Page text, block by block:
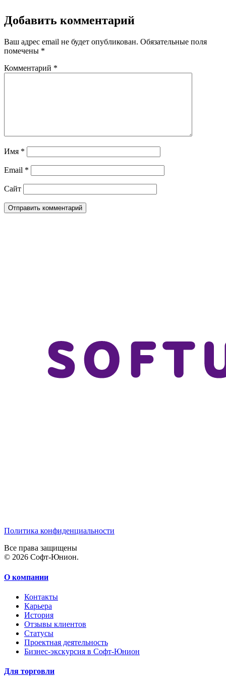
Добавить комментарий
Ваш адрес email не будет опубликован. Обязательные поля
помечены *
Комментарий *
Имя *
Email *
Сайт
Политика конфиденциальности
Все права защищены
© 2026 Софт-Юнион.
О компании
Контакты
Карьера
История
Отзывы клиентов
Статусы
Проектная деятельность
Бизнес-экскурсия в Софт-Юнион
Для торговли